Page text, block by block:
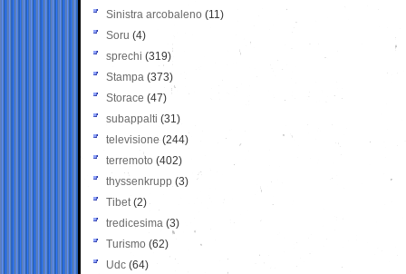
Sinistra arcobaleno (11)
Soru (4)
sprechi (319)
Stampa (373)
Storace (47)
subappalti (31)
televisione(244)
terremoto (402)
thyssenkrupp (3)
Tibet(2)
tredicesima (3)
Turismo (62)
Udc (64)